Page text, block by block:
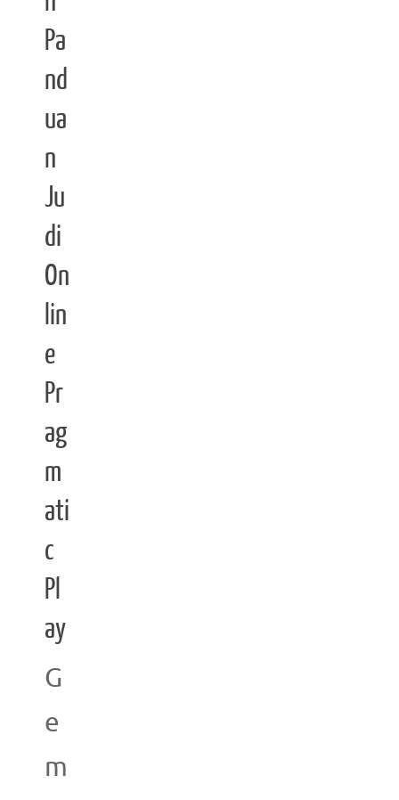
Pa
nd
ua
n
Ju
di
On
lin
e
Pr
ag
m
ati
c
Pl
ay
G
e
m